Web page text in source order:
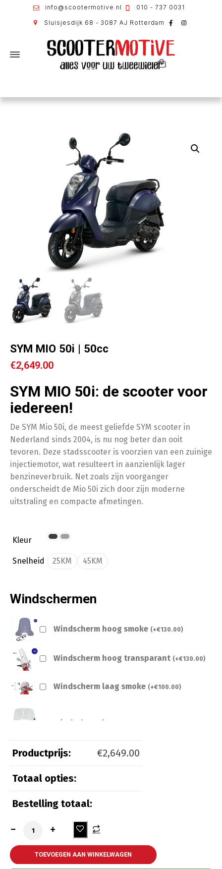
info@scootermotive.nl 010 - 737 0031
Sluisjesdijk 68 - 3087 AJ Rotterdam
SYM MIO 50i | 50cc
€2,649.00
SYM MIO 50i: de scooter voor
iedereen!
De SYM Mio 50i, de meest geliefde SYM scooter in
Nederland sinds 2004, is nu nog beter dan ooit
tevoren. Deze stadsscooter is voorzien van een zuinige
injectiemotor, wat resulteert in aanzienlijk lager
benzineverbruik. Net zoals zijn voorganger
onderscheidt de Mio 50i zich door zijn moderne
uitstraling en compacte afmetingen.
Kleur
Snelheid 25KM 45KM
Windschermen
Windscherm hoog smoke (+€130.00)
Windscherm hoog transparant (+€130.00)
Windscherm laag smoke (+€100.00)
Windscherm laag transparant
Beveiliging
Kettingslot ART 4(+€
Productprijs: €2,649.00
Totaal opties:
Bestelling totaal:
TOEVOEGEN AAN WINKELWAGEN